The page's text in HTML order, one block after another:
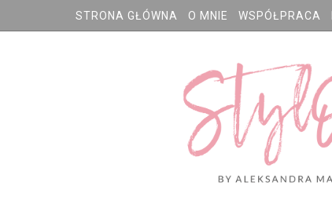
STRONA GŁÓWNA O MNIE WSPÓŁPRACA